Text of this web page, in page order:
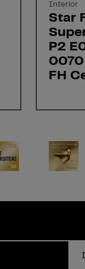
Interior
Star
P2
0070
FH